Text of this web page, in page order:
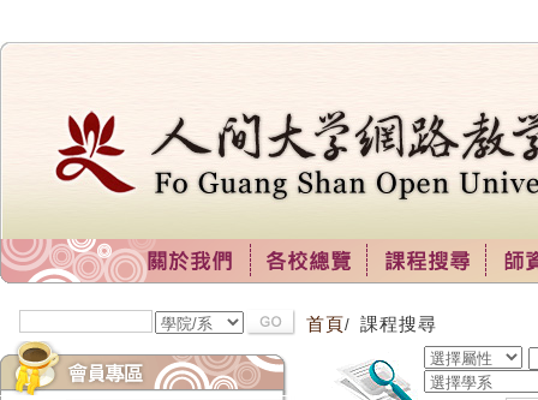
首頁/ 課程搜尋